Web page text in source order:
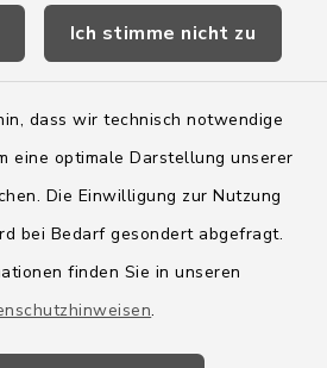
Ich stimme nicht zu
dass wir technisch notwendige
eine optimale Darstellung unserer
Die Einwilligung zur Nutzung
bei Bedarf gesondert abgefragt.
finden Sie in unseren
.